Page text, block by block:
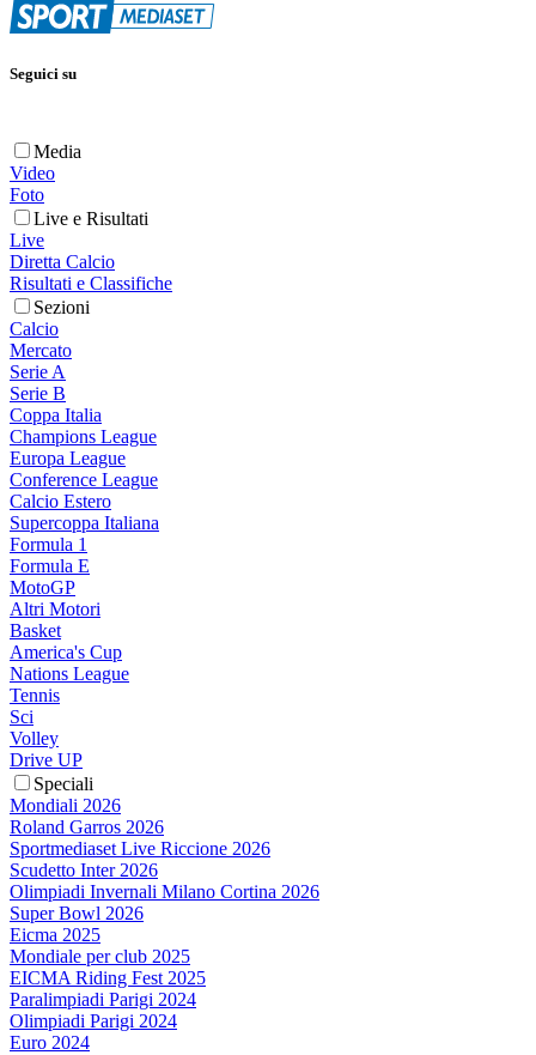
Seguici su
Media
Video
Foto
Live e Risultati
Live
Diretta Calcio
Risultati e Classifiche
Sezioni
Calcio
Mercato
Serie A
Serie B
Coppa Italia
Champions League
Europa League
Conference League
Calcio Estero
Supercoppa Italiana
Formula 1
Formula E
MotoGP
Altri Motori
Basket
America's Cup
Nations League
Tennis
Sci
Volley
Drive UP
Speciali
Mondiali 2026
Roland Garros 2026
Sportmediaset Live Riccione 2026
Scudetto Inter 2026
Olimpiadi Invernali Milano Cortina 2026
Super Bowl 2026
Eicma 2025
Mondiale per club 2025
EICMA Riding Fest 2025
Paralimpiadi Parigi 2024
Olimpiadi Parigi 2024
Euro 2024